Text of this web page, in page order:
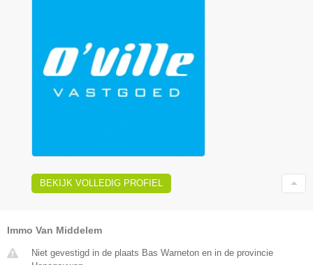
BEKIJK VOLLEDIG PROFIEL
Immo Van Middelem
Niet gevestigd in de plaats Bas Warneton en in de provincie